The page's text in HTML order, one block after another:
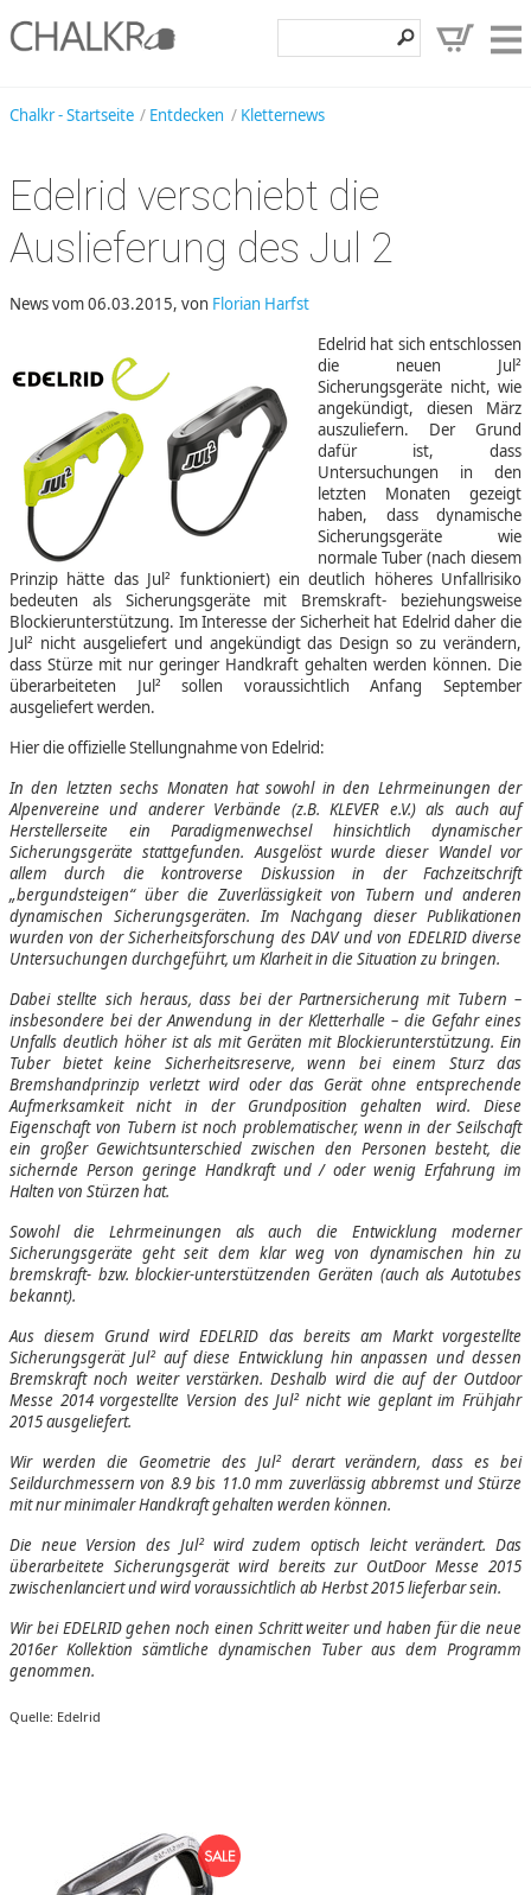
Kundenbereich
Wunschzettel
Chalkr - Startseite Entdecken Kletternews
Edelrid verschiebt die
Auslieferung des Jul 2
News vom 06.03.2015, von Florian Harfst
Edelrid hat sich entschlossen
die neuen Jul²
Sicherungsgeräte nicht, wie
angekündigt, diesen März
auszuliefern. Der Grund
dafür ist, dass
Untersuchungen in den
letzten Monaten gezeigt
haben, dass dynamische
Sicherungsgeräte wie
normale Tuber (nach diesem
Prinzip hätte das Jul² funktioniert) ein deutlich höheres Unfallrisiko
bedeuten als Sicherungsgeräte mit Bremskraft- beziehungsweise
Blockierunterstützung. Im Interesse der Sicherheit hat Edelrid daher die
Jul² nicht ausgeliefert und angekündigt das Design so zu verändern,
dass Stürze mit nur geringer Handkraft gehalten werden können. Die
überarbeiteten Jul² sollen voraussichtlich Anfang September
ausgeliefert werden.
Hier die offizielle Stellungnahme von Edelrid:
In den letzten sechs Monaten hat sowohl in den Lehrmeinungen der
Alpenvereine und anderer Verbände (z.B. KLEVER e.V.) als auch auf
Herstellerseite ein Paradigmenwechsel hinsichtlich dynamischer
Sicherungsgeräte stattgefunden. Ausgelöst wurde dieser Wandel vor
allem durch die kontroverse Diskussion in der Fachzeitschrift
„bergundsteigen“ über die Zuverlässigkeit von Tubern und anderen
dynamischen Sicherungsgeräten. Im Nachgang dieser Publikationen
wurden von der Sicherheitsforschung des DAV und von EDELRID diverse
Untersuchungen durchgeführt, um Klarheit in die Situation zu bringen.
Dabei stellte sich heraus, dass bei der Partnersicherung mit Tubern –
insbesondere bei der Anwendung in der Kletterhalle – die Gefahr eines
Unfalls deutlich höher ist als mit Geräten mit Blockierunterstützung. Ein
Tuber bietet keine Sicherheitsreserve, wenn bei einem Sturz das
Bremshandprinzip verletzt wird oder das Gerät ohne entsprechende
Aufmerksamkeit nicht in der Grundposition gehalten wird. Diese
Eigenschaft von Tubern ist noch problematischer, wenn in der Seilschaft
ein großer Gewichtsunterschied zwischen den Personen besteht, die
sichernde Person geringe Handkraft und / oder wenig Erfahrung im
Halten von Stürzen hat.
Sowohl die Lehrmeinungen als auch die Entwicklung moderner
Sicherungsgeräte geht seit dem klar weg von dynamischen hin zu
bremskraft- bzw. blockier-unterstützenden Geräten (auch als Autotubes
bekannt).
Aus diesem Grund wird EDELRID das bereits am Markt vorgestellte
Sicherungsgerät Jul² auf diese Entwicklung hin anpassen und dessen
Bremskraft noch weiter verstärken. Deshalb wird die auf der Outdoor
Messe 2014 vorgestellte Version des Jul² nicht wie geplant im Frühjahr
2015 ausgeliefert.
Wir werden die Geometrie des Jul² derart verändern, dass es bei
Seildurchmessern von 8.9 bis 11.0 mm zuverlässig abbremst und Stürze
mit nur minimaler Handkraft gehalten werden können.
Die neue Version des Jul² wird zudem optisch leicht verändert. Das
überarbeitete Sicherungsgerät wird bereits zur OutDoor Messe 2015
zwischenlanciert und wird voraussichtlich ab Herbst 2015 lieferbar sein.
Wir bei EDELRID gehen noch einen Schritt weiter und haben für die neue
2016er Kollektion sämtliche dynamischen Tuber aus dem Programm
genommen.
Quelle: Edelrid